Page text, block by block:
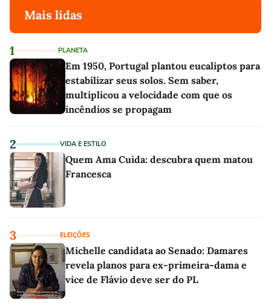
Mais lidas
1 PLANETA
Em 1950, Portugal plantou eucaliptos para
estabilizar seus solos. Sem saber,
multiplicou a velocidade com que os
incêndios se propagam
2 VIDA E ESTILO
Quem Ama Cuida: descubra quem matou
Francesca
3 ELEIÇÕES
Michelle candidata ao Senado: Damares
revela planos para ex-primeira-dama e
vice de Flávio deve ser do PL